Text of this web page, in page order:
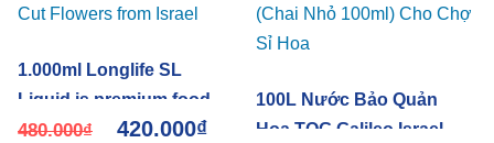
1.000ml Longlife SL
Liquid is premium food
for Cut Flowers from
480.000₫ 420.000₫
100L Nước Bảo Quản
Hoa TOG Galileo Israel